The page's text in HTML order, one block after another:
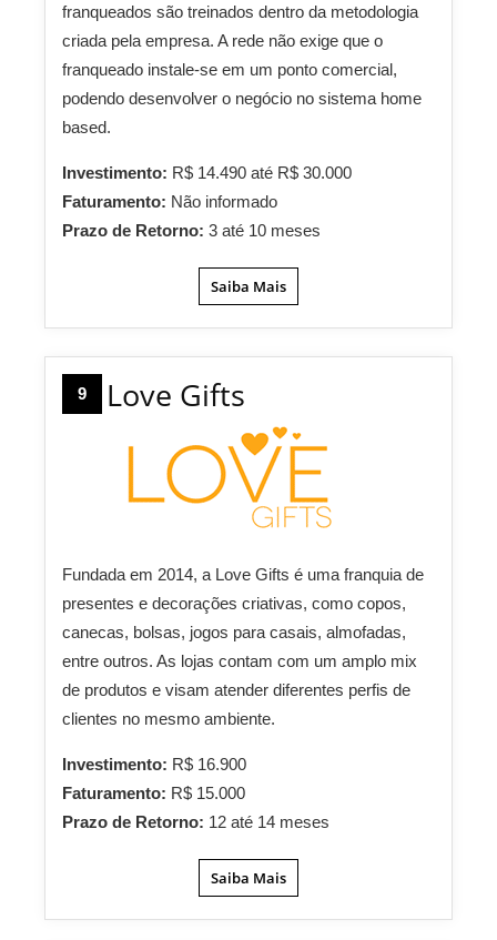
franqueados são treinados dentro da metodologia
criada pela empresa. A rede não exige que o
franqueado instale-se em um ponto comercial,
podendo desenvolver o negócio no sistema home
based.
Investimento: R$ 14.490 até R$ 30.000
Faturamento: Não informado
Prazo de Retorno: 3 até 10 meses
Saiba Mais
9 Love Gifts
Fundada em 2014, a Love Gifts é uma franquia de
presentes e decorações criativas, como copos,
canecas, bolsas, jogos para casais, almofadas,
entre outros. As lojas contam com um amplo mix
de produtos e visam atender diferentes perfis de
clientes no mesmo ambiente.
Investimento: R$ 16.900
Faturamento: R$ 15.000
Prazo de Retorno: 12 até 14 meses
Saiba Mais